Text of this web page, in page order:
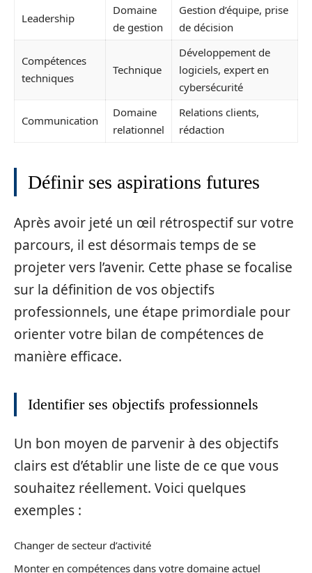
Leadership
Domaine
de gestion
Gestion d’équipe, prise
de décision
Compétences
techniques
Technique
Développement de
logiciels, expert en
cybersécurité
Communication
Domaine
relationnel
Relations clients,
rédaction
Définir ses aspirations futures
Après avoir jeté un œil rétrospectif sur votre
parcours, il est désormais temps de se
projeter vers l’avenir. Cette phase se focalise
sur la définition de vos objectifs
professionnels, une étape primordiale pour
orienter votre bilan de compétences de
manière efficace.
Identifier ses objectifs professionnels
Un bon moyen de parvenir à des objectifs
clairs est d’établir une liste de ce que vous
souhaitez réellement. Voici quelques
exemples :
Changer de secteur d’activité
Monter en compétences dans votre domaine actuel